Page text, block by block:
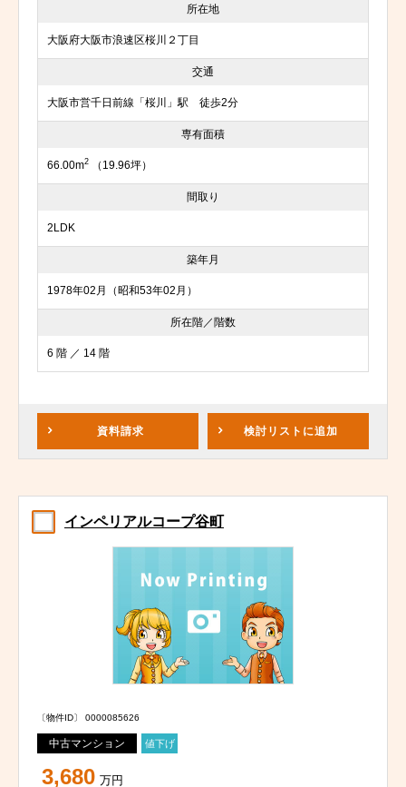
所在地
大阪府大阪市浪速区桜川２丁目
交通
大阪市営千日前線「桜川」駅 徒歩2分
専有面積
66.00m2 （19.96坪）
間取り
2LDK
築年月
1978年02月（昭和53年02月）
所在階／階数
6 階 ／ 14 階
資料請求 検討リスト に追加
インペリアルコープ谷町
〔物件ID〕 0000085626
中古マンション 値下げ
3,680 万円